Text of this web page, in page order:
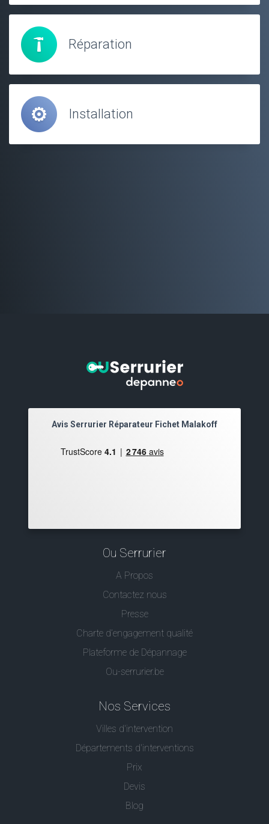
Réparation
Installation
Avis Serrurier Réparateur Fichet Malakoff
Ou Serrurier
A Propos
Contactez nous
Presse
Charte d’engagement qualité
Plateforme de Dépannage
Ou-serrurier.be
Nos Services
Villes d'intervention
Départements d'interventions
Prix
Devis
Blog